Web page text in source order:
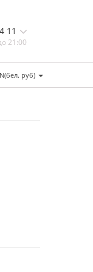
11
21:00
руб)